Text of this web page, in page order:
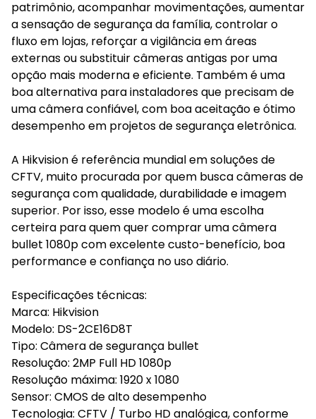
patrimônio, acompanhar movimentações, aumentar
a sensação de segurança da família, controlar o
fluxo em lojas, reforçar a vigilância em áreas
externas ou substituir câmeras antigas por uma
opção mais moderna e eficiente. Também é uma
boa alternativa para instaladores que precisam de
uma câmera confiável, com boa aceitação e ótimo
desempenho em projetos de segurança eletrônica.
A Hikvision é referência mundial em soluções de
CFTV, muito procurada por quem busca câmeras de
segurança com qualidade, durabilidade e imagem
superior. Por isso, esse modelo é uma escolha
certeira para quem quer comprar uma câmera
bullet 1080p com excelente custo-benefício, boa
performance e confiança no uso diário.
Especificações técnicas:
Marca: Hikvision
Modelo: DS-2CE16D8T
Tipo: Câmera de segurança bullet
Resolução: 2MP Full HD 1080p
Resolução máxima: 1920 x 1080
Sensor: CMOS de alto desempenho
Tecnologia: CFTV / Turbo HD analógica, conforme